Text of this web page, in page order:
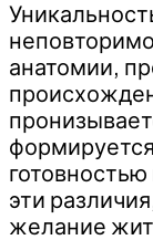
анатомии,
эти
желание